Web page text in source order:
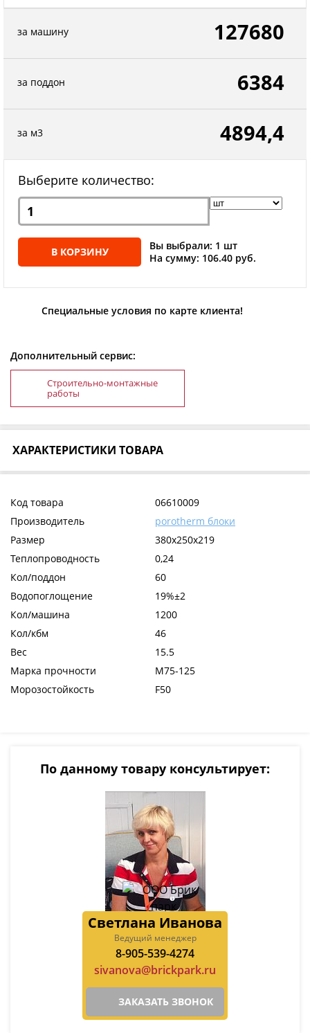
за машину 127680
за поддон 6384
за м3 4894,4
Выберите количество:
В КОРЗИНУ
Вы выбрали: 1 шт
На сумму: 106.40 руб.
Специальные условия по карте клиента!
Дополнительный сервис:
Строительно-монтажные
работы
ХАРАКТЕРИСТИКИ ТОВАРА
Код товара
06610009
Производитель
porotherm блоки
Размер
380x250x219
Теплопроводность
0,24
Кол/поддон
60
Водопоглощение
19%±2
Кол/машина
1200
Кол/кбм
46
Вес
15.5
Марка прочности
М75-125
Морозостойкость
F50
По данному товару консультирует:
Светлана Иванова
Ведущий менеджер
8-905-539-4274
sivanova@brickpark.ru
ЗАКАЗАТЬ ЗВОНОК